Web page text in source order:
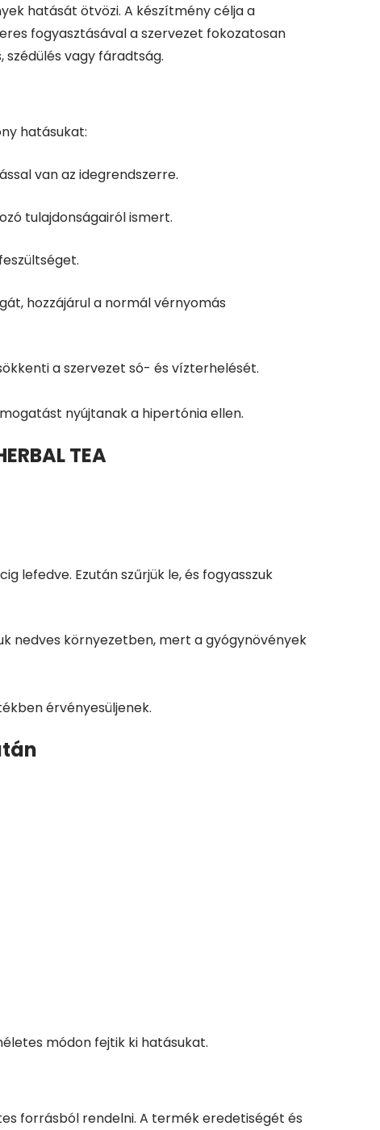
hatását ötvözi. A készítmény célja a
fogyasztásával a szervezet fokozatosan
vagy fáradtság.
hatásukat:
van az idegrendszerre.
tulajdonságairól ismert.
hozzájárul a normál vérnyomás
a szervezet só- és vízterhelését.
nyújtanak a hipertónia ellen.
TEA
lefedve. Ezután szűrjük le, és fogyasszuk
nedves környezetben, mert a gyógynövények
érvényesüljenek.
módon fejtik ki hatásukat.
forrásból rendelni. A termék eredetiségét és